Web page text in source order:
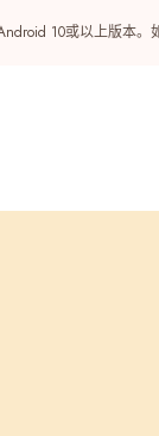
10或以上版本